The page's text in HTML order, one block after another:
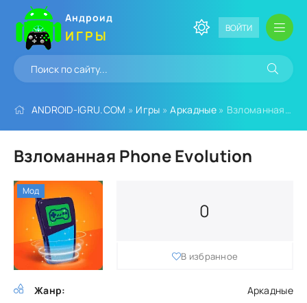
Андроид
ИГРЫ ВОЙТИ
ANDROID-IGRU.COM » Игры »Аркадные» Взломанная Phone Evolution
Взломанная Phone Evolution
Жанр:
Аркадные
0
В избранное
Мод